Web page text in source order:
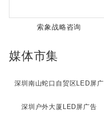
索象战略咨询
媒体市集
深圳南山蛇口自贸区LED屏广
深圳户外大厦LED屏广告